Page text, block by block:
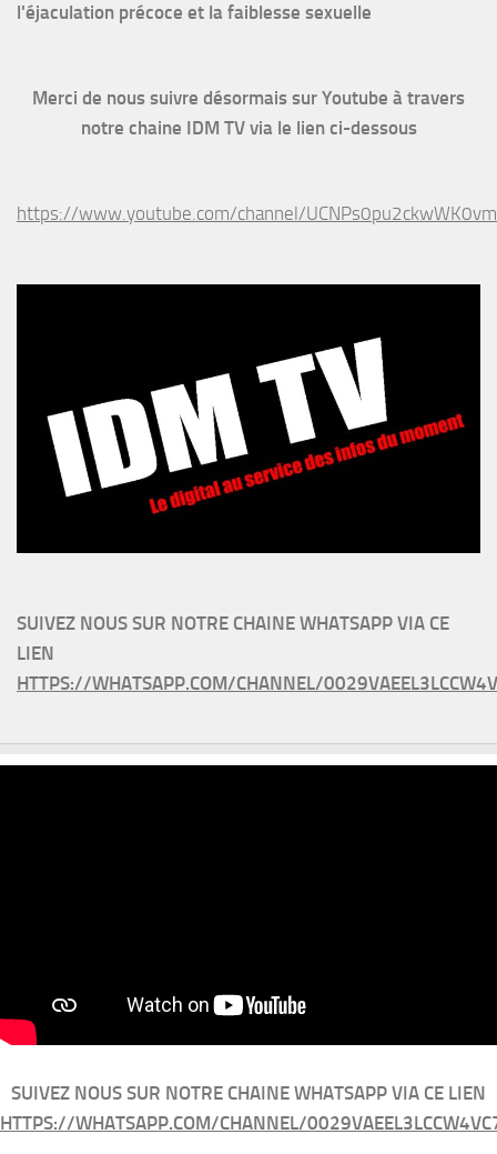
l'éjaculation précoce et la faiblesse sexuelle
Merci de nous suivre désormais sur Youtube à travers
notre chaine IDM TV via le lien ci-dessous
https://www.youtube.com/channel/
SUIVEZ NOUS SUR NOTRE CHAINE WHATSAPP VIA CE
LIEN
HTTPS://WHATSAPP.COM/CHANNEL/
SUIVEZ NOUS SUR NOTRE CHAINE WHATSAPP VIA CE LIEN
HTTPS://WHATSAPP.COM/CHANNEL/